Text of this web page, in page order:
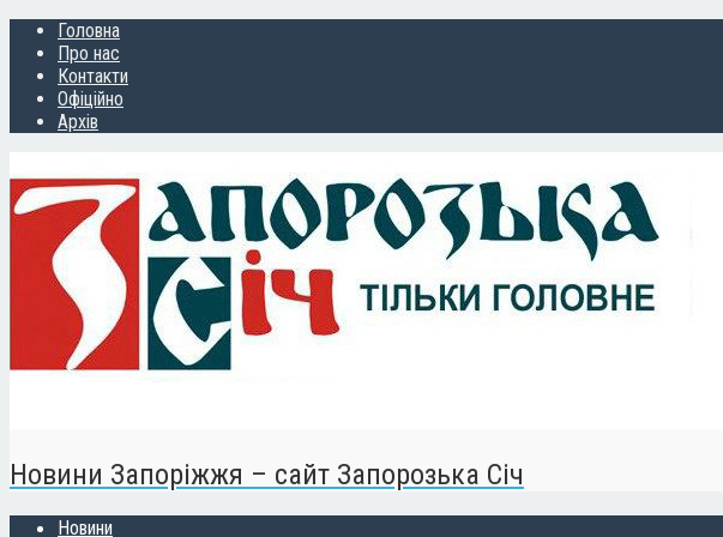
Головна
Про нас
Контакти
Офіційно
Архів
Новини Запоріжжя – сайт Запорозька Січ
Новини